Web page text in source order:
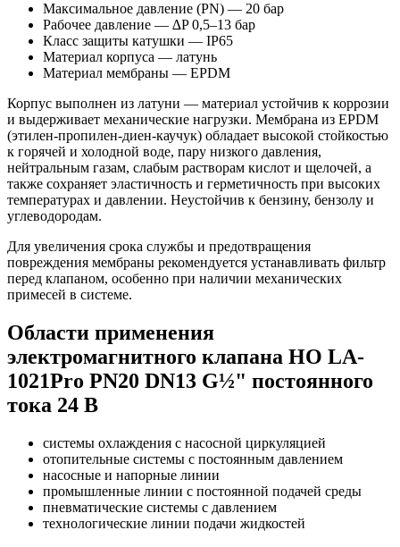
Максимальное давление (PN) — 20 бар
Рабочее давление — ∆P 0,5–13 бар
Класс защиты катушки — IP65
Материал корпуса — латунь
Материал мембраны — EPDM
Корпус выполнен из латуни — материал устойчив к коррозии
и выдерживает механические нагрузки. Мембрана из EPDM
(этилен-пропилен-диен-каучук) обладает высокой стойкостью
к горячей и холодной воде, пару низкого давления,
нейтральным газам, слабым растворам кислот и щелочей, а
также сохраняет эластичность и герметичность при высоких
температурах и давлении. Неустойчив к бензину, бензолу и
углеводородам.
Для увеличения срока службы и предотвращения
повреждения мембраны рекомендуется устанавливать фильтр
перед клапаном, особенно при наличии механических
примесей в системе.
Области применения
электромагнитного клапана НО LA-
1021Pro PN20 DN13 G½" постоянного
тока 24 В
системы охлаждения с насосной циркуляцией
отопительные системы с постоянным давлением
насосные и напорные линии
промышленные линии с постоянной подачей среды
пневматические системы с давлением
технологические линии подачи жидкостей